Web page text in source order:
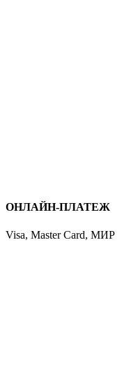
ОНЛАЙН-ПЛАТЕЖ
Visa, Master Card, МИР